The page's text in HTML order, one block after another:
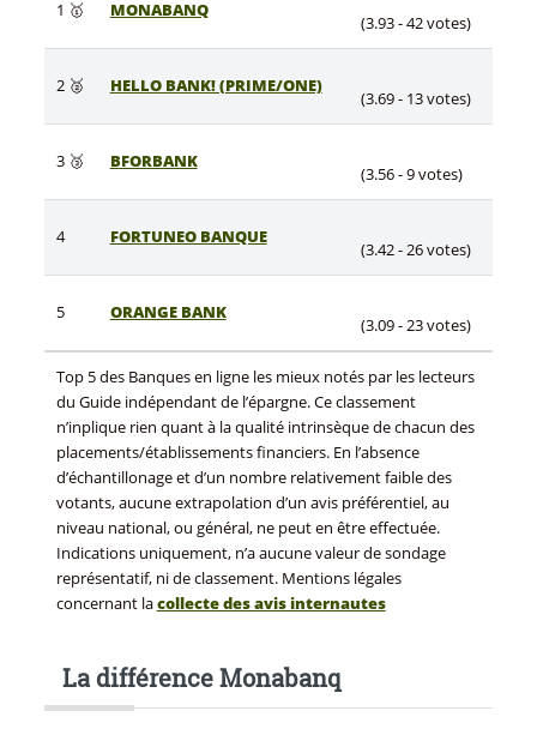
1 🥇 MONABANQ
(3.93 - 42 votes)
2 🥈 HELLO BANK! (PRIME/ONE)
(3.69 - 13 votes)
3 🥉 BFORBANK
(3.56 - 9 votes)
4 FORTUNEO BANQUE
(3.42 - 26 votes)
5 ORANGE BANK
(3.09 - 23 votes)
Top 5 des Banques en ligne les mieux notés par les lecteurs
du Guide indépendant de l’épargne. Ce classement
n’inplique rien quant à la qualité intrinsèque de chacun des
placements/établissements financiers. En l’absence
d’échantillonage et d’un nombre relativement faible des
votants, aucune extrapolation d’un avis préférentiel, au
niveau national, ou général, ne peut en être effectuée.
Indications uniquement, n’a aucune valeur de sondage
représentatif, ni de classement. Mentions légales
concernant lacollecte des avis internautes
La différence Monabanq